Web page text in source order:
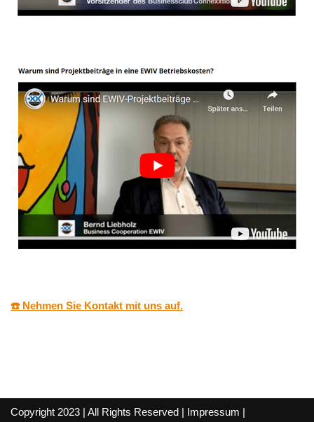
☎️ Nehmen Sie Kontakt mit uns auf.
Copyright 2023 | All Rights Reserved | Impressum |